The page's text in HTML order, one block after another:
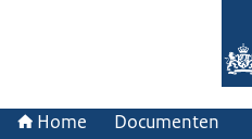
Home Documenten